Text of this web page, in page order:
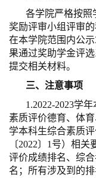
各学院严格按照
奖励评审小组评审
在本学院范围内公
果通过奖助学金评
提交相关材料。
三、注意事项
1.2022-2023学
素质评价德育、体
学本科生综合素质
〔2022〕1号）相
评价成绩排名、综
名；所有涉及到的